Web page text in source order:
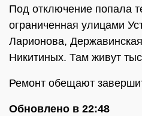
Под отключение попала
ограниченная улицами
Ларионова,
Никитиных. Там живут
Ремонт обещают
Обновлено в 22:48